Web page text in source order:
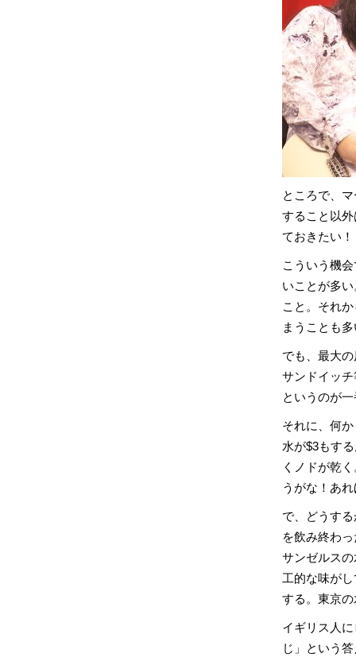
ところで、
すること以
ておきたい！
こういう機
いことが多
こと。それ
まうことも
でも、最大
サンドイッ
というのが
それに、何
水が$3もす
くノドが乾
うがな！あ
で、どうす
を飲み終わ
サンゼルス
工的な味が
する。東京
イギリス人
じ」という